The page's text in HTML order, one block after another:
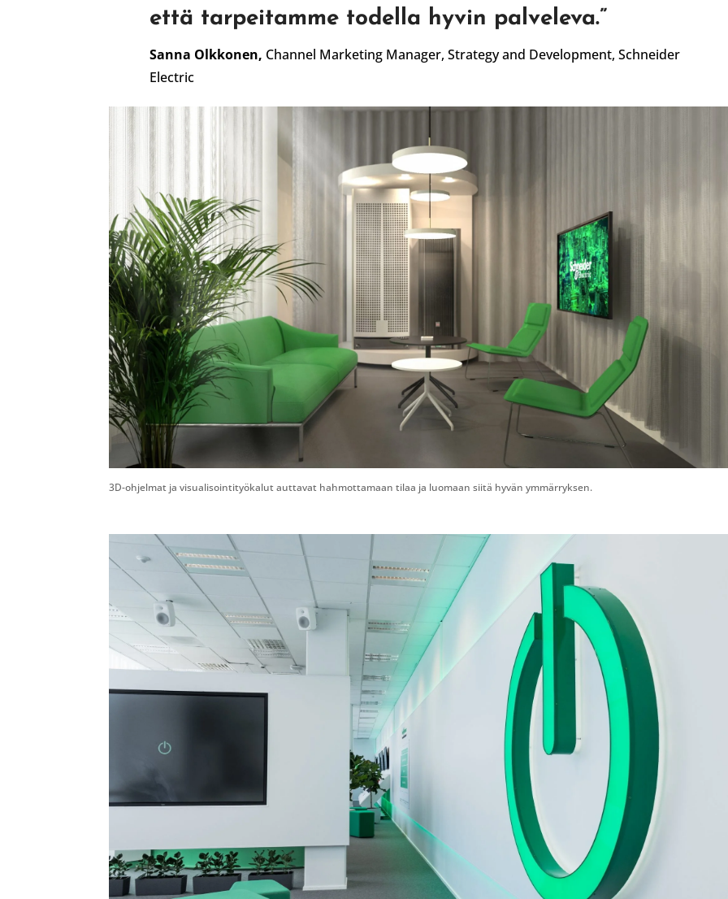
että tarpeitamme todella hyvin palveleva.”
Sanna Olkkonen, Channel Marketing Manager,Strategy and Development,Schneider
Electric
3D-ohjelmat ja visualisointityökalut auttavat hahmottamaan tilaa ja luomaan siitä hyvän ymmärryksen.